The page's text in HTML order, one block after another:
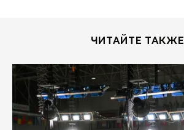
ЧИТАЙТЕ ТАКЖЕ